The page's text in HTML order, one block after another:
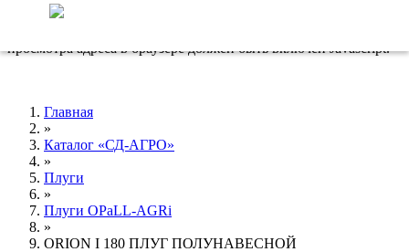
просмотра адреса в браузере должен быть включен Javascript.
Главная
»
Каталог «СД-АГРО»
»
Плуги
»
Плуги OPaLL-AGRi
»
ORION I 180 ПЛУГ ПОЛУНАВЕСНОЙ